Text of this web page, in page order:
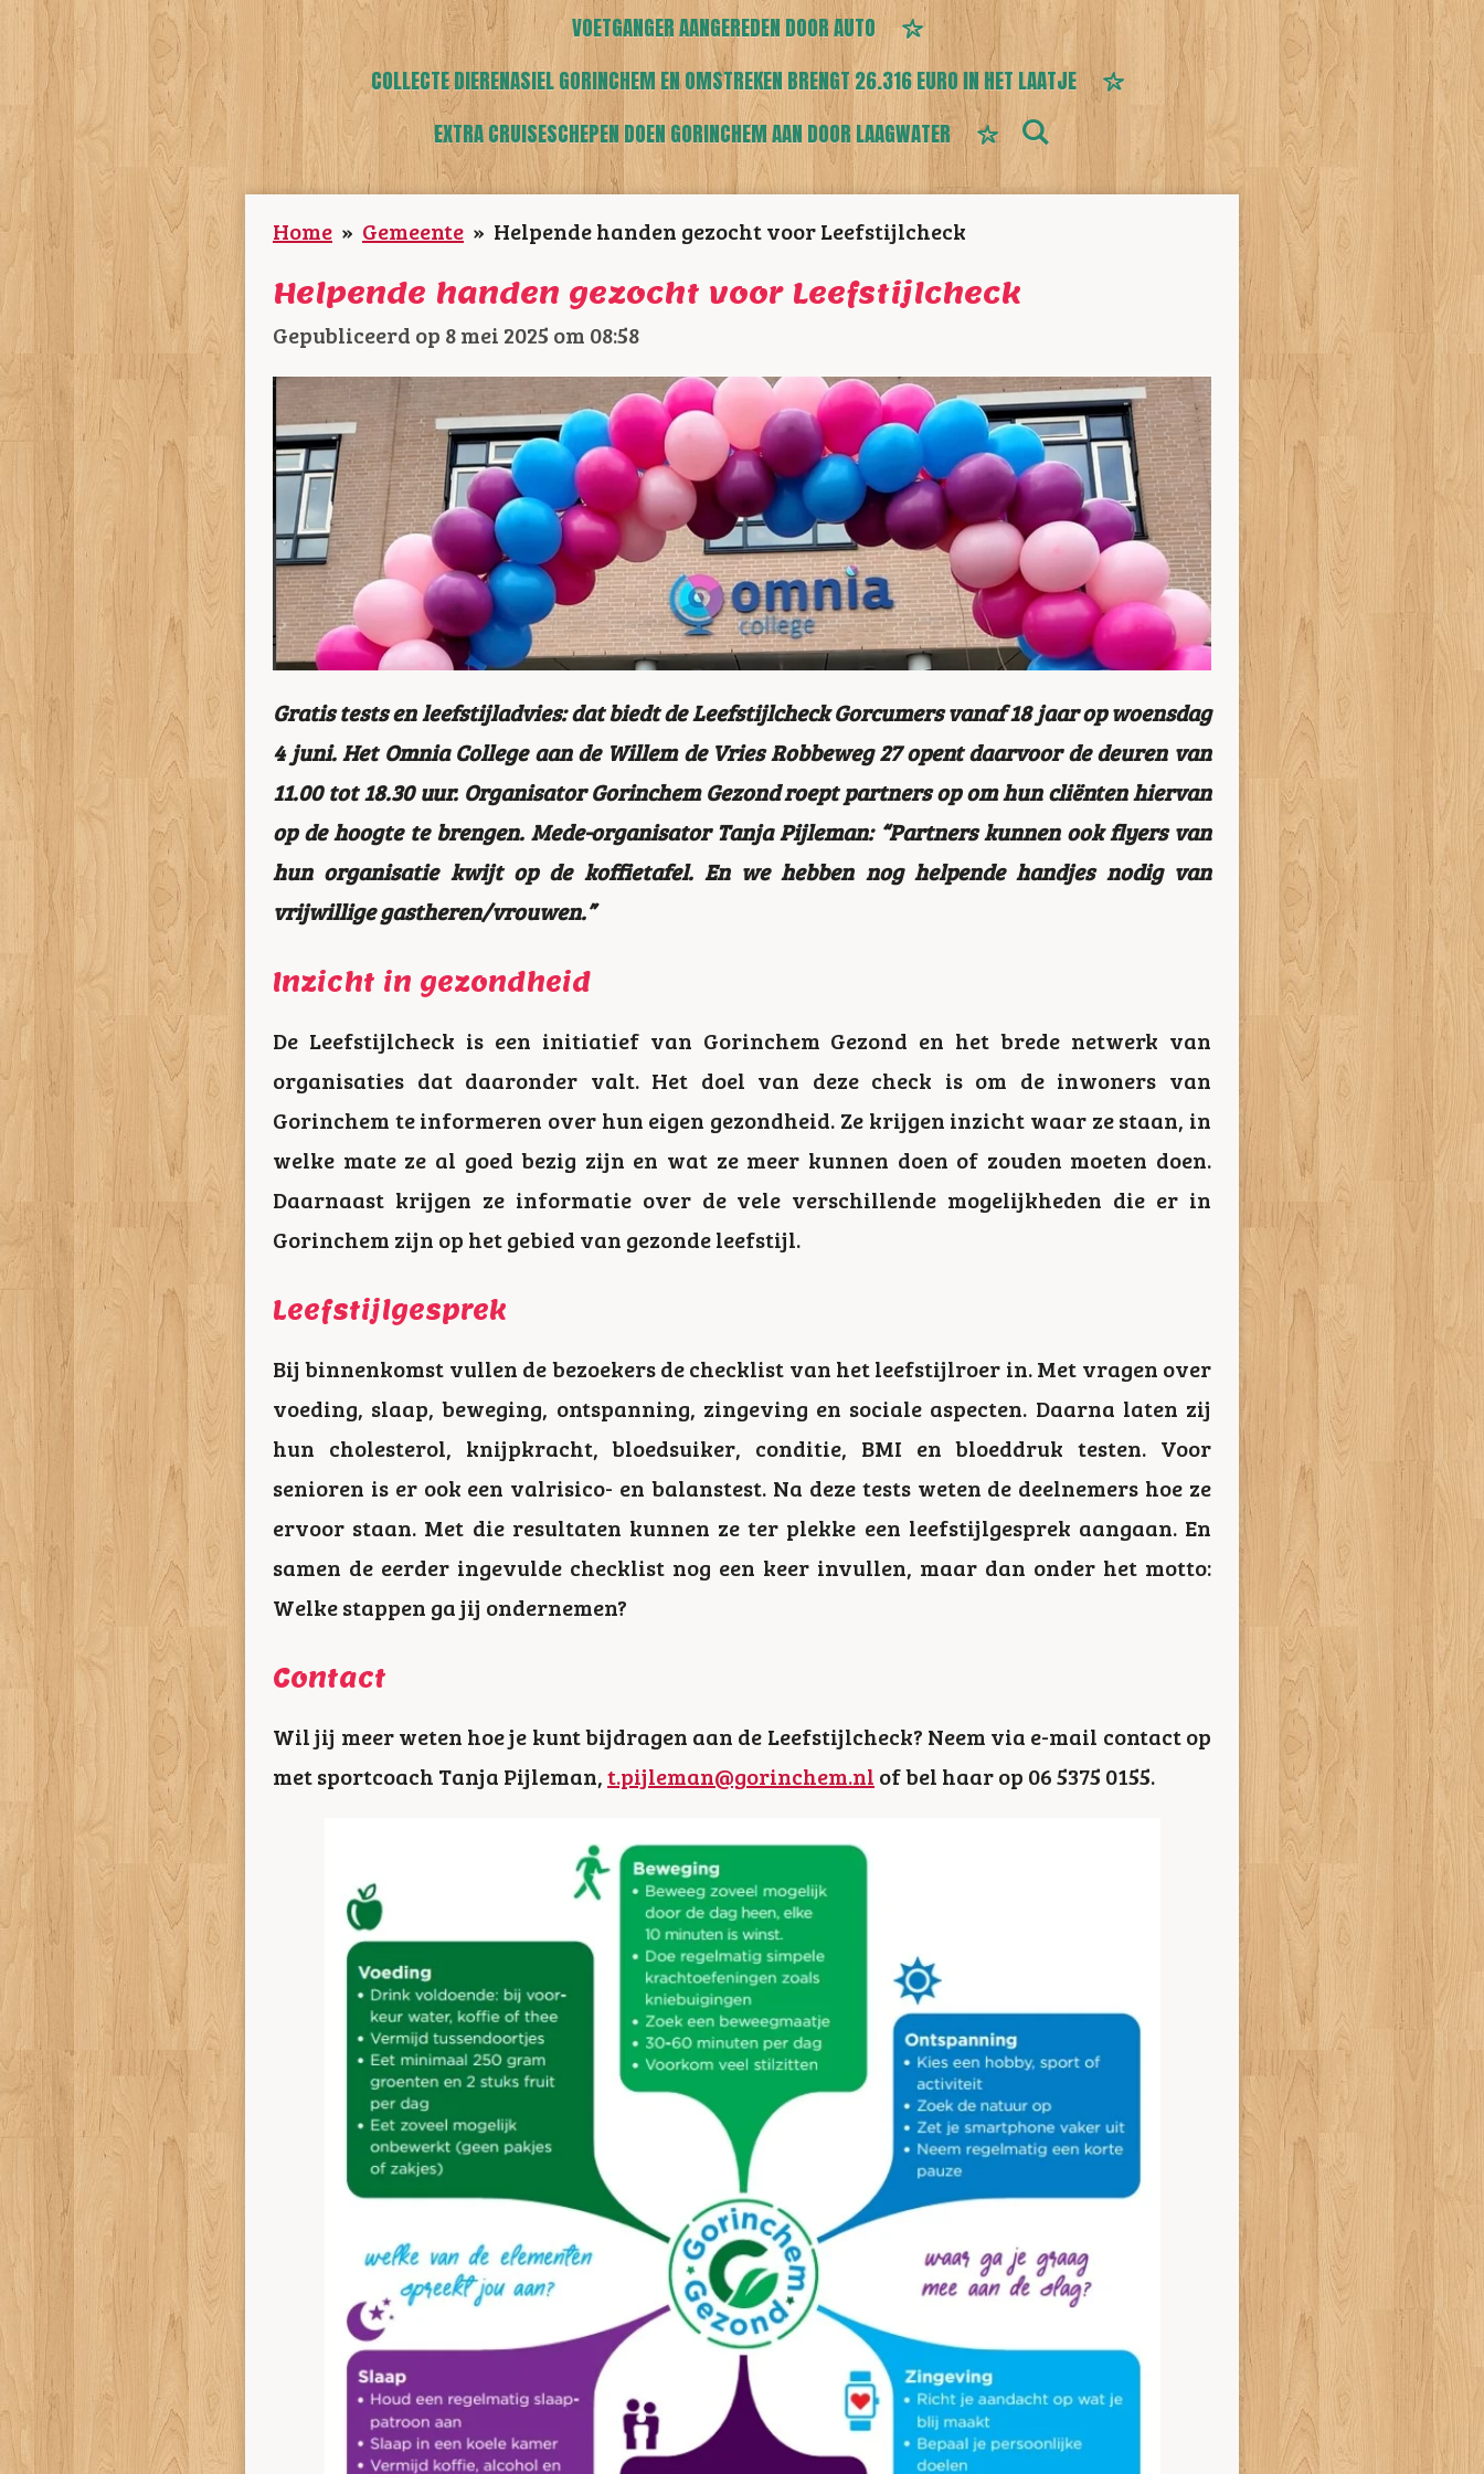
VOETGANGER AANGEREDEN DOOR AUTO
COLLECTE DIERENASIEL GORINCHEM EN OMSTREKEN BRENGT 26.316 EURO IN HET LAATJE
EXTRA CRUISESCHEPEN DOEN GORINCHEM AAN DOOR LAAGWATER
Home » Gemeente » Helpende handen gezocht voor Leefstijlcheck
Helpende handen gezocht voor Leefstijlcheck
Gepubliceerd op 8 mei 2025 om 08:58
Gratis tests en leefstijladvies: dat biedt de Leefstijlcheck Gorcumers vanaf 18 jaar op woensdag
4 juni. Het Omnia College aan de Willem de Vries Robbeweg 27 opent daarvoor de deuren van
11.00 tot 18.30 uur. Organisator Gorinchem Gezond roept partners op om hun cliënten hiervan
op de hoogte te brengen. Mede-organisator Tanja Pijleman: “Partners kunnen ook flyers van
hun organisatie kwijt op de koffietafel. En we hebben nog helpende handjes nodig van
vrijwillige gastheren/vrouwen.”
Inzicht in gezondheid
De Leefstijlcheck is een initiatief van Gorinchem Gezond en het brede netwerk van
organisaties dat daaronder valt. Het doel van deze check is om de inwoners van
Gorinchem te informeren over hun eigen gezondheid. Ze krijgen inzicht waar ze staan, in
welke mate ze al goed bezig zijn en wat ze meer kunnen doen of zouden moeten doen.
Daarnaast krijgen ze informatie over de vele verschillende mogelijkheden die er in
Gorinchem zijn op het gebied van gezonde leefstijl.
Leefstijlgesprek
Bij binnenkomst vullen de bezoekers de checklist van het leefstijlroer in. Met vragen over
voeding, slaap, beweging, ontspanning, zingeving en sociale aspecten. Daarna laten zij
hun cholesterol, knijpkracht, bloedsuiker, conditie, BMI en bloeddruk testen. Voor
senioren is er ook een valrisico- en balanstest. Na deze tests weten de deelnemers hoe ze
ervoor staan. Met die resultaten kunnen ze ter plekke een leefstijlgesprek aangaan. En
samen de eerder ingevulde checklist nog een keer invullen, maar dan onder het motto:
Welke stappen ga jij ondernemen?
Contact
Wil jij meer weten hoe je kunt bijdragen aan de Leefstijlcheck? Neem via e-mail contact op
met sportcoach Tanja Pijleman,t.pijleman@gorinchem.nl of bel haar op 06 5375 0155.